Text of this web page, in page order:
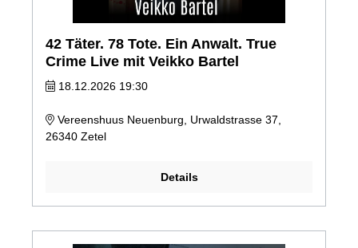
42 Täter. 78 Tote. Ein Anwalt. True
Crime Live mit Veikko Bartel
18.12.2026 19:30
Vereenshuus Neuenburg, Urwaldstrasse 37,
26340 Zetel
Details